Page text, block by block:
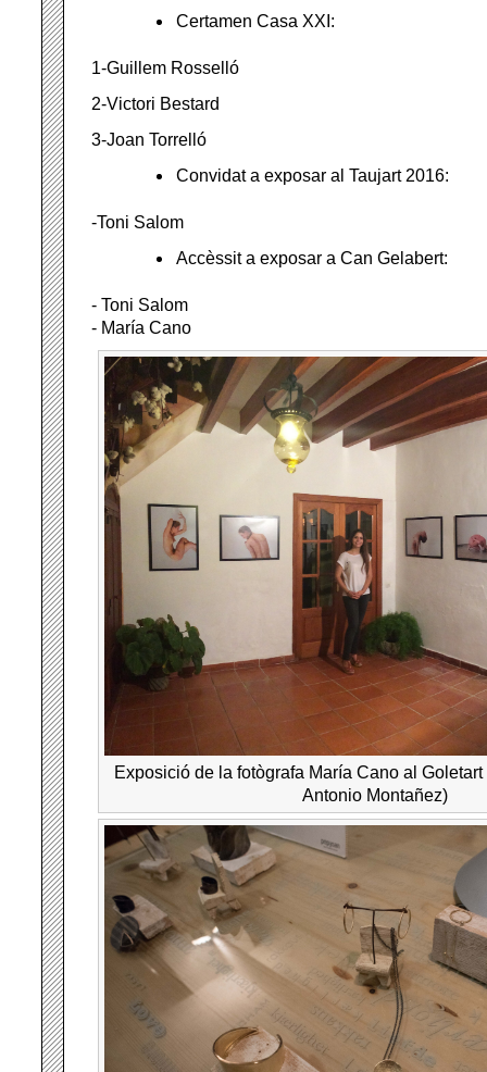
Certamen Casa XXI:
1-Guillem Rosselló
2-Victori Bestard
3-Joan Torrelló
Convidat a exposar al Taujart 2016:
-Toni Salom
Accèssit a exposar a Can Gelabert:
- Toni Salom
- María Cano
Exposició de la fotògrafa María Cano al
Antonio Montañez)